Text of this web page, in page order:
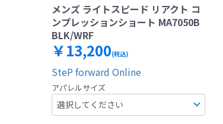
メンズ ライトスピード リアクト コ
ンプレッションショート MA7050B
BLK/WRF
￥13,200(税込)
SteP forward Online
アパレルサイズ